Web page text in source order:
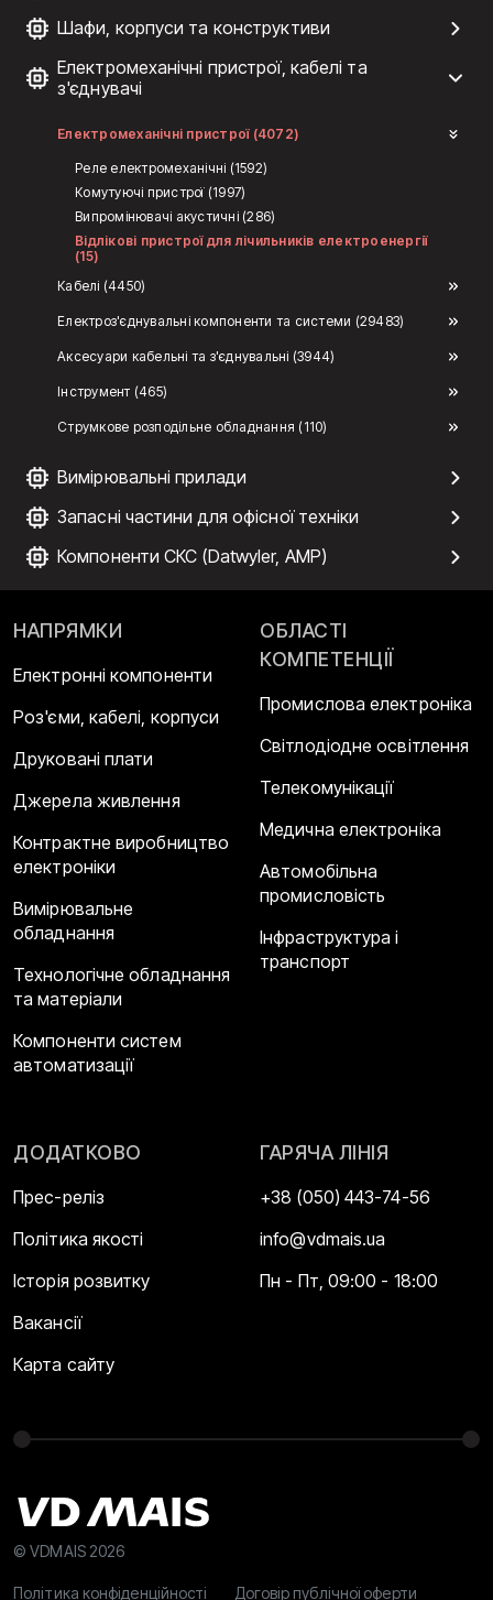
Шафи, корпуси та конструктиви
Електромеханічні пристрої, кабелі та
з'єднувачі
Електромеханічні пристрої (4072)
Реле електромеханічні (1592)
Комутуючі пристрої (1997)
Випромінювачі акустичні (286)
Відлікові пристрої для лічильників електроенергії
(15)
Кабелі (4450)
Електроз'єднувальні компоненти та системи (29483)
Аксесуари кабельні та з'єднувальні (3944)
Інструмент (465)
Струмкове розподільне обладнання (110)
Вимірювальні прилади
Запасні частини для офісної техніки
Компоненти СКС (Datwyler, AMP)
НАПРЯМКИ
Електронні компоненти
Роз'єми, кабелі, корпуси
Друковані плати
Джерела живлення
Контрактне виробництво
електроніки
Вимірювальне
обладнання
Технологічне обладнання
та матеріали
Компоненти систем
автоматизації
ОБЛАСТІ
КОМПЕТЕНЦІЇ
Промислова електроніка
Світлодіодне освітлення
Телекомунікації
Медична електроніка
Автомобільна
промисловість
Інфраструктура і
транспорт
ДОДАТКОВО
Прес-реліз
Політика якості
Історія розвитку
Вакансії
Карта сайту
ГАРЯЧА ЛІНІЯ
+38 (050) 443-74-56
info@vdmais.ua
Пн - Пт, 09:00 - 18:00
© VDMAIS 2026
Політика конфіденційності Договір публічної оферти